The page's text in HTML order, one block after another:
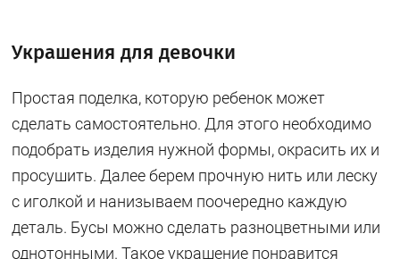
Украшения для девочки
Простая поделка, которую ребенок может
сделать самостоятельно. Для этого необходимо
подобрать изделия нужной формы, окрасить их и
просушить. Далее берем прочную нить или леску
с иголкой и нанизываем поочередно каждую
деталь. Бусы можно сделать разноцветными или
однотонными. Такое украшение понравится